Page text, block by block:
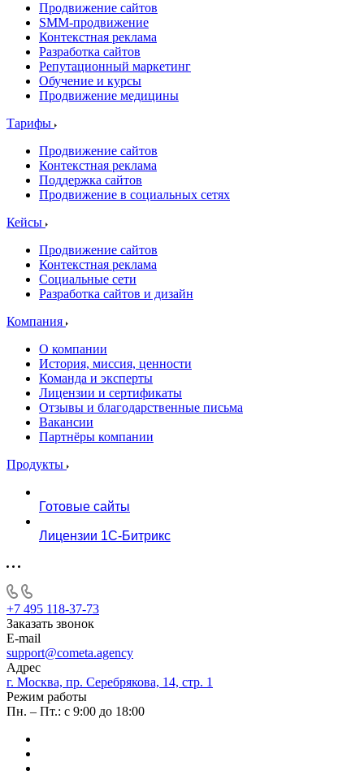
Продвижение сайтов
SMM-продвижение
Контекстная реклама
Разработка сайтов
Репутационный маркетинг
Обучение и курсы
Продвижение медицины
Тарифы
Продвижение сайтов
Контекстная реклама
Поддержка сайтов
Продвижение в социальных сетях
Кейсы
Продвижение сайтов
Контекстная реклама
Социальные сети
Разработка сайтов и дизайн
Компания
О компании
История, миссия, ценности
Команда и эксперты
Лицензии и сертификаты
Отзывы и благодарственные письма
Вакансии
Партнёры компании
Продукты
Готовые сайты
Лицензии 1С-Битрикс
+7 495 118-37-73
Заказать звонок
E-mail
support@cometa.agency
Адрес
г. Москва, пр. Серебрякова, 14, стр. 1
Режим работы
Пн. – Пт.: с 9:00 до 18:00